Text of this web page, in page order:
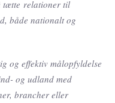
tætte relationer til
både nationalt og
og effektiv målopfyldelse
og udland med
brancher eller